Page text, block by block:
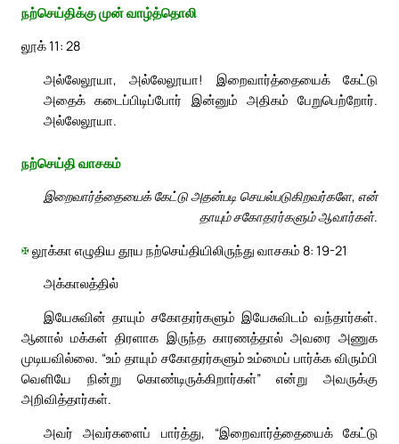
நற்செய்திக்கு முன் வாழ்த்தொலி
லூக் 11: 28
அல்லேலூயா, அல்லேலூயா! இறைவார்த்தையைக் கேட்டு
அதைக் கடைப்பிடிப்போர் இன்னும் அதிகம் பேறுபெற்றோர்.
அல்லேலூயா.
நற்செய்தி வாசகம்
இறைவார்த்தையைக் கேட்டு அதன்படி செயல்படுகிறவர்களே, என்
தாயும் சகோதரர்களும் ஆவார்கள்.
✠லூக்கா எழுதிய தூய நற்செய்தியிலிருந்து வாசகம் 8: 19-21
அக்காலத்தில்
இயேசுவின் தாயும் சகோதரர்களும் இயேசுவிடம் வந்தார்கள்.
ஆனால் மக்கள் திரளாக இருந்த காரணத்தால் அவரை அணுக
முடியவில்லை. “உம் தாயும் சகோதரர்களும் உம்மைப் பார்க்க விரும்பி
வெளியே நின்று கொண்டிருக்கிறார்கள்” என்று அவருக்கு
அறிவித்தார்கள்.
அவர் அவர்களைப் பார்த்து, “இறைவார்த்தையைக் கேட்டு